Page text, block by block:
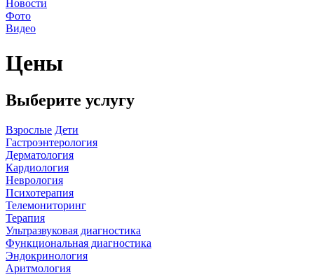
Новости
Фото
Видео
Цены
Выберите услугу
Взрослые Дети
Гастроэнтерология
Дерматология
Кардиология
Неврология
Психотерапия
Телемониторинг
Терапия
Ультразвуковая диагностика
Функциональная диагностика
Эндокринология
Аритмология